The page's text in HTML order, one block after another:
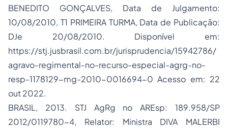
BENEDITO GONÇALVES, Data de Julgamento:
10/08/2010, T1 PRIMEIRA TURMA, Data de Publicação:
DJe 20/08/2010. Disponível em:
https://stj.jusbrasil.com.br/jurisprudencia/15942786/
agravo-regimental-no-recurso-especial-agrg-no-
resp-1178129-mg-2010-0016694-0 Acesso em: 22
out 2022.
BRASIL, 2013. STJ AgRg no AREsp: 189.958/SP
2012/0119780-4, Relator: Ministra DIVA MALERBI